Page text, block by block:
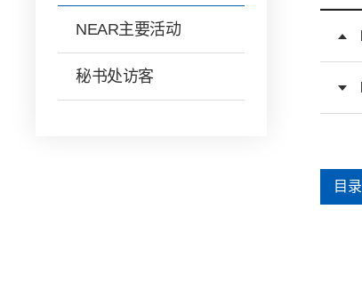
NEAR主要活动
秘书处访客
目录